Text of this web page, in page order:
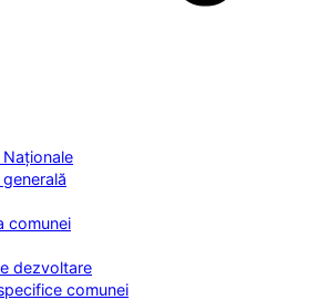
Naționale
comunei
dezvoltare
comunei